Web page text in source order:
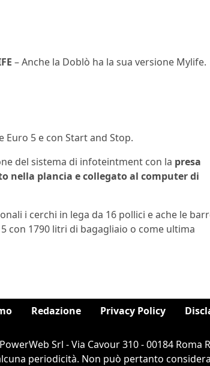
– Anche la Doblò ha la sua versione Mylife.
5 e con Start and Stop.
del sistema di infoteintment con la presa
nella plancia e collegato al computer di
i cerchi in lega da 16 pollici e ache le
con 1790 litri di bagagliaio o come ultima
Redazione Privacy Policy
Srl - Via Cavour 310 - 00184 Roma
periodicità. Non può pertanto